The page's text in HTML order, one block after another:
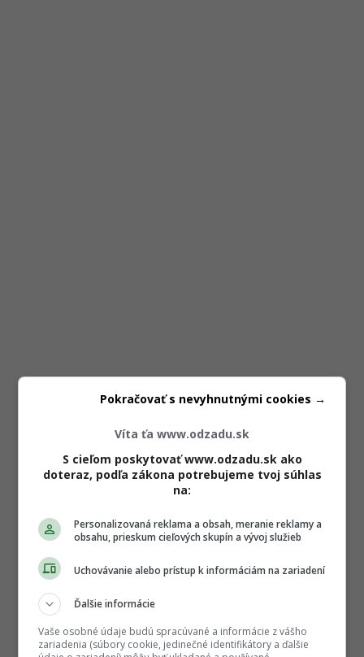
Víta ťa www.odzadu.sk
S cieľom poskytovať www.odzadu.sk ako
doteraz, podľa zákona potrebujeme tvoj súhlas
na:
Personalizovaná reklama a obsah, meranie reklamy a
obsahu, prieskum cieľových skupín a vývoj služieb
Uchovávanie alebo prístup k informáciám na zariadení
Ďalšie informácie
Vaše osobné údaje budú spracúvané a informácie z vášho
zariadenia (súbory cookie, jedinečné identifikátory a ďalšie
Pokračovať s nevyhnutnými cookies →